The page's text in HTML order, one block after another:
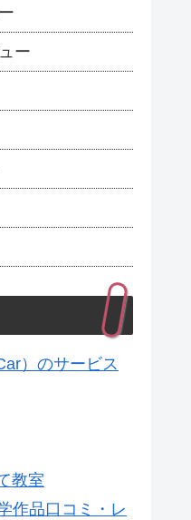
ー
）のサービス
教室
作品口コミ・レ